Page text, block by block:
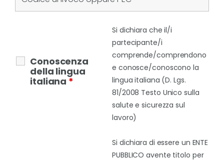
Conoscenza
della lingua
italiana *
Si dichiara che il/i
partecipante/i
comprende/comprendono
e conosce/conoscono la
lingua italiana (D. Lgs.
81/2008 Testo Unico sulla
salute e sicurezza sul
lavoro)
Si dichiara di essere un ENTE
PUBBLICO avente titolo per